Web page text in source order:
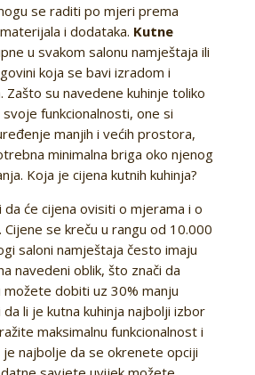
se raditi po mjeri prema
i dodataka. Kutne
u svakom salonu namještaja ili
koja se bavi izradom i
Zašto su navedene kuhinje toliko
funkcionalnosti, one si
manjih i većih prostora,
minimalna briga oko njenog
Koja je cijena kutnih kuhinja?
da će cijena ovisiti o mjerama i o
se kreču u rangu od 10.000
saloni namještaja često imaju
navedeni oblik, što znači da
možete dobiti uz 30% manju
da li je kutna kuhinja najbolji izbor
maksimalnu funkcionalnost i
najbolje da se okrenete opciji